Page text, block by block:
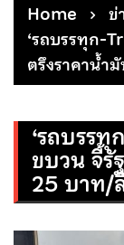
Home
ข่
‘รถบรรทุก-
ตรึงราคาน้ำ
‘รถบรรทุ
ขบวน จี้รั
25 บาท/